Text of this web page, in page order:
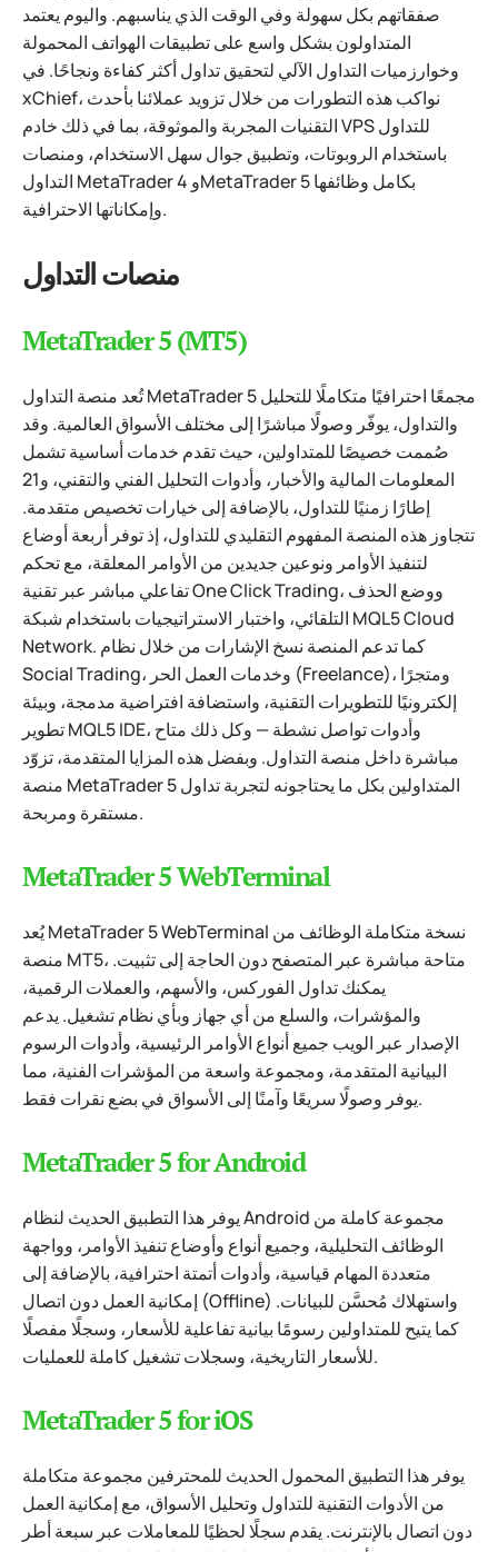
صفقاتهم بكل سهولة وفي الوقت الذي يناسبهم. واليوم يعتمد
المتداولون بشكل واسع على تطبيقات الهواتف المحمولة
وخوارزميات التداول الآلي لتحقيق تداول أكثر كفاءة ونجاحًا. في
xChief، نواكب هذه التطورات من خلال تزويد عملائنا بأحدث
التقنيات المجربة والموثوقة، بما في ذلك خادم VPS للتداول
باستخدام الروبوتات، وتطبيق جوال سهل الاستخدام، ومنصات
التداول MetaTrader 4 وMetaTrader 5 بكامل وظائفها
وإمكاناتها الاحترافية.
منصات التداول
MetaTrader 5 (MT5)
تُعد منصة التداول MetaTrader 5 مجمعًا احترافيًا متكاملًا للتحليل
والتداول، يوفّر وصولًا مباشرًا إلى مختلف الأسواق العالمية. وقد
صُممت خصيصًا للمتداولين، حيث تقدم خدمات أساسية تشمل
المعلومات المالية والأخبار، وأدوات التحليل الفني والتقني، و21
إطارًا زمنيًا للتداول، بالإضافة إلى خيارات تخصيص متقدمة.
تتجاوز هذه المنصة المفهوم التقليدي للتداول، إذ توفر أربعة أوضاع
لتنفيذ الأوامر ونوعين جديدين من الأوامر المعلقة، مع تحكم
تفاعلي مباشر عبر تقنية One Click Trading، ووضع الحذف
التلقائي، واختبار الاستراتيجيات باستخدام شبكة MQL5 Cloud
Network. كما تدعم المنصة نسخ الإشارات من خلال نظام
Social Trading، وخدمات العمل الحر (Freelance)، ومتجرًا
إلكترونيًا للتطويرات التقنية، واستضافة افتراضية مدمجة، وبيئة
تطوير MQL5 IDE، وأدوات تواصل نشطة — وكل ذلك متاح
مباشرة داخل منصة التداول. وبفضل هذه المزايا المتقدمة، تزوّد
منصة MetaTrader 5 المتداولين بكل ما يحتاجونه لتجربة تداول
مستقرة ومربحة.
MetaTrader 5 WebTerminal
يُعد MetaTrader 5 WebTerminal نسخة متكاملة الوظائف من
منصة MT5، متاحة مباشرة عبر المتصفح دون الحاجة إلى تثبيت.
يمكنك تداول الفوركس، والأسهم، والعملات الرقمية،
والمؤشرات، والسلع من أي جهاز وبأي نظام تشغيل. يدعم
الإصدار عبر الويب جميع أنواع الأوامر الرئيسية، وأدوات الرسوم
البيانية المتقدمة، ومجموعة واسعة من المؤشرات الفنية، مما
يوفر وصولًا سريعًا وآمنًا إلى الأسواق في بضع نقرات فقط.
MetaTrader 5 for Android
يوفر هذا التطبيق الحديث لنظام Android مجموعة كاملة من
الوظائف التحليلية، وجميع أنواع وأوضاع تنفيذ الأوامر، وواجهة
متعددة المهام قياسية، وأدوات أتمتة احترافية، بالإضافة إلى
إمكانية العمل دون اتصال (Offline) واستهلاك مُحسَّن للبيانات.
كما يتيح للمتداولين رسومًا بيانية تفاعلية للأسعار، وسجلًا مفصلًا
للأسعار التاريخية، وسجلات تشغيل كاملة للعمليات.
MetaTrader 5 for iOS
يوفر هذا التطبيق المحمول الحديث للمحترفين مجموعة متكاملة
من الأدوات التقنية للتداول وتحليل الأسواق، مع إمكانية العمل
دون اتصال بالإنترنت. يقدم سجلًا لحظيًا للمعاملات عبر سبعة أطر